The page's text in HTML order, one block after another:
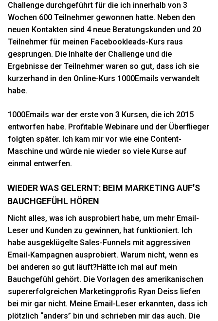
Challenge durchgeführt für die ich innerhalb von 3
Wochen 600 Teilnehmer gewonnen hatte. Neben den
neuen Kontakten sind 4 neue Beratungskunden und 20
Teilnehmer für meinen Facebookleads-Kurs raus
gesprungen. Die Inhalte der Challenge und die
Ergebnisse der Teilnehmer waren so gut, dass ich sie
kurzerhand in den Online-Kurs 1000Emails verwandelt
habe.
1000Emails war der erste von 3 Kursen, die ich 2015
entworfen habe. Profitable Webinare und der Überflieger
folgten später. Ich kam mir vor wie eine Content-
Maschine und würde nie wieder so viele Kurse auf
einmal entwerfen.
WIEDER WAS GELERNT: BEIM MARKETING AUF'S
BAUCHGEFÜHL HÖREN
Nicht alles, was ich ausprobiert habe, um mehr Email-
Leser und Kunden zu gewinnen, hat funktioniert. Ich
habe ausgeklügelte Sales-Funnels mit aggressiven
Email-Kampagnen ausprobiert. Warum nicht, wenn es
bei anderen so gut läuft?Hätte ich mal auf mein
Bauchgefühl gehört. Die Vorlagen des amerikanischen
supererfolgreichen Marketingprofis Ryan Deiss liefen
bei mir gar nicht. Meine Email-Leser erkannten, dass ich
plötzlich “anders” bin und schrieben mir das auch. Die